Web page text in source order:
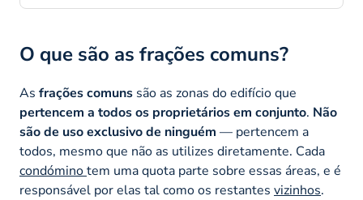
O que são as frações comuns?
As frações comuns são as zonas do edifício que
pertencem a todos os proprietários em conjunto. Não
são de uso exclusivo de ninguém — pertencem a
todos, mesmo que não as utilizes diretamente. Cada
condóminotem uma quota parte sobre essas áreas, e é
responsável por elas tal como os restantes vizinhos.